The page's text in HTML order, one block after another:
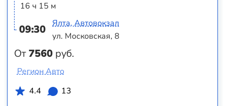
16 ч 15 м
09:30
От7560 руб.
Ялта, Автовокзал
ул. Московская, 8
Регион Авто
4.4
13